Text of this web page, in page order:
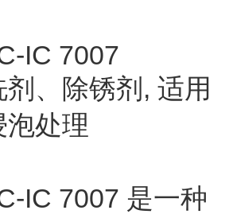
IC 7007
、除锈剂, 适用
处理
IC 7007 是一种